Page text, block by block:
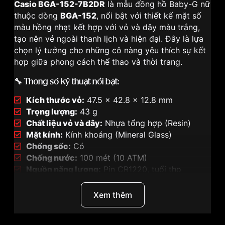
Casio BGA-152-7B2DR là mẫu đồng hồ Baby-G nữ
thuộc dòng BGA-152, nổi bật với thiết kế mặt số
màu hồng nhạt kết hợp với vỏ và dây màu trắng,
tạo nên vẻ ngoài thanh lịch và hiện đại. Đây là lựa
chọn lý tưởng cho những cô nàng yêu thích sự kết
hợp giữa phong cách thể thao và thời trang.
🔧 Thông số kỹ thuật nổi bật:
Kích thước vỏ: 47.5 × 42.8 × 12.8 mm
Trọng lượng: 43 g
Chất liệu vỏ và dây: Nhựa tổng hợp (Resin)
Mặt kính: Kính khoáng (Mineral Glass)
Chống sốc: Có
Chống nước: 100 mét (10 ATM)
Nguồn năng lượng: Pin CR1220, tuổi thọ
Chức năng nổi bật:Xem thêm